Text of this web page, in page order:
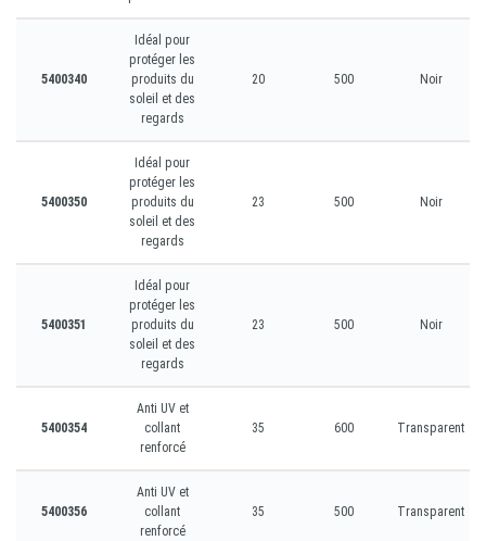
5400340
Idéal pour
protéger les
produits du
soleil et des
regards
20 500 Noir
5400350
Idéal pour
protéger les
produits du
soleil et des
regards
23 500 Noir
5400351
Idéal pour
protéger les
produits du
soleil et des
regards
23 500 Noir
5400354
Anti UV et
collant
renforcé
35 600 Transparent
5400356
Anti UV et
collant
renforcé
35 500 Transparent